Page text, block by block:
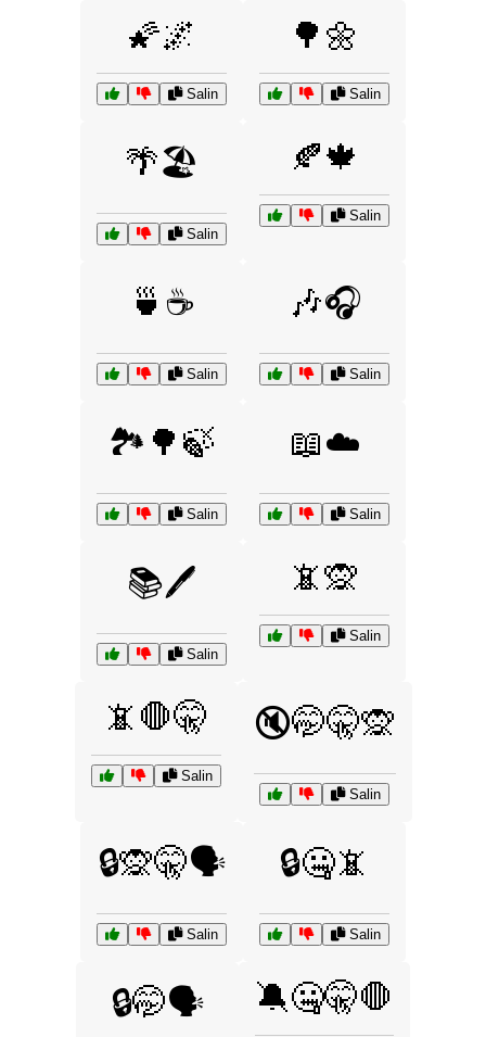
🌠🌌
Salin
🌳🌼
Salin
🌴🏖️
Salin
🍂🍁
Salin
🍵☕
Salin
🎶🎧
Salin
🏞️🌳🍃
Salin
📖☁️
Salin
📚🖊️
Salin
📵🙊
Salin
📵🛑🤫
Salin
🔇🤭🤫🙊
Salin
🔒🙊🤫🗣️
Salin
🔒🤐📵
Salin
🔒🤭🗣️ 🔕🤐🤫🛑